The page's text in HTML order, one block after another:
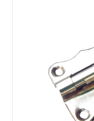
Previous